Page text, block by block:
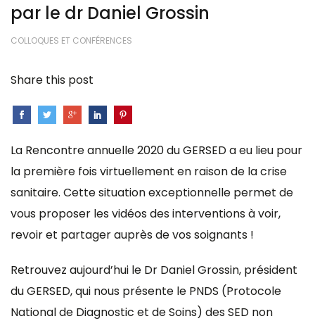
par le dr Daniel Grossin
COLLOQUES ET CONFÉRENCES
Share this post
La Rencontre annuelle 2020 du GERSED a eu lieu pour
la première fois virtuellement en raison de la crise
sanitaire. Cette situation exceptionnelle permet de
vous proposer les vidéos des interventions à voir,
revoir et partager auprès de vos soignants !
Retrouvez aujourd’hui le Dr Daniel Grossin, président
du GERSED, qui nous présente le PNDS (Protocole
National de Diagnostic et de Soins) des SED non